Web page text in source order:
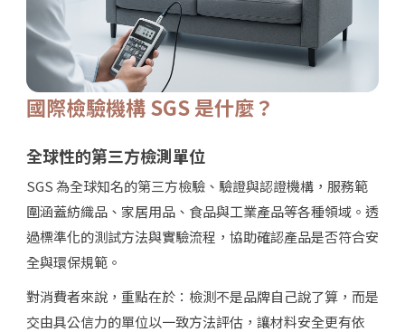
國際檢驗機構 SGS 是什麼？
全球性的第三方檢測單位
SGS 為全球知名的第三方檢驗、驗證與認證機構，服務範
圍涵蓋紡織品、家居用品、食品與工業產品等各種領域。透
過標準化的測試方法與實驗流程，協助確認產品是否符合安
全與環保規範。
對消費者來說，重點在於：檢測不是品牌自己說了算，而是
交由具公信力的單位以一致方法評估，讓材料安全更有依